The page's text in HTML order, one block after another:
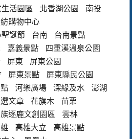
活園區
北香湖公園
南投
購物中心
誕節
台南
台南景點
嘉義景點
四重溪溫泉公園
屏東
屏東公園
屏東景點
屏東縣民公園
河樂廣場 深緣及水
澎湖
文章 花旗木
苗栗
逐鹿文創園區
雲林
高雄大立
高雄景點